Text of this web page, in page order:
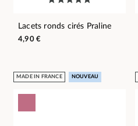
Lacets ronds cirés Praline
4,90 €
MADE IN FRANCE NOUVEAU